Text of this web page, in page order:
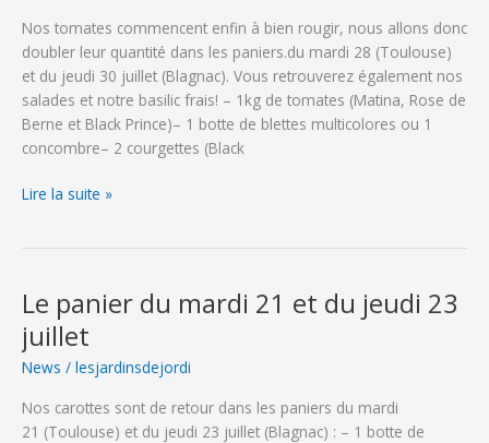
août
Nos tomates commencent enfin à bien rougir, nous allons donc
doubler leur quantité dans les paniers.du mardi 28 (Toulouse)
et du jeudi 30 juillet (Blagnac). Vous retrouverez également nos
salades et notre basilic frais! – 1kg de tomates (Matina, Rose de
Berne et Black Prince)– 1 botte de blettes multicolores ou 1
concombre– 2 courgettes (Black
Le
et
du
jeudi
juillet
Lire la suite »
Le panier du mardi 21 et du jeudi 23
juillet
News / lesjardinsdejordi
Nos carottes sont de retour dans les paniers du mardi
21 (Toulouse) et du jeudi 23 juillet (Blagnac) : – 1 botte de